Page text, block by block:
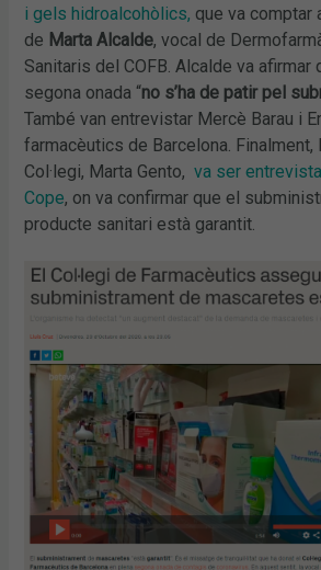
i gels hidroalcohòlics, que va comptar
de Marta Alcalde, vocal de
Sanitaris del COFB. Alcalde va afirmar
segona onada “no s’ha de patir pel
També van entrevistar Mercè Barau i
farmacèutics de Barcelona.
Col·legi, Marta Gento,va ser
Cope, on va confirmar que el
producte sanitari està garantit.